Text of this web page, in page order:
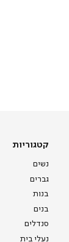
קטגוריות
קטגוריות
נשים
גברים
בנות
בנים
סנדלים
נעלי בית